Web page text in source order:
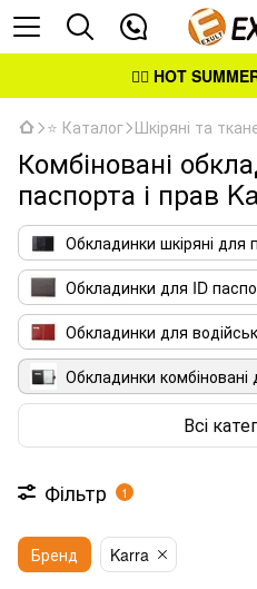
👉🏻 HOT
⭐ Каталог Шкіряні та
Комбіновані
паспорта і прав
Обкладинки шкіряні для
Обкладинки для ID
Обкладинки для
Обкладинки
Обкладинки дляВсі
Фільтр 1
Бренд Karra